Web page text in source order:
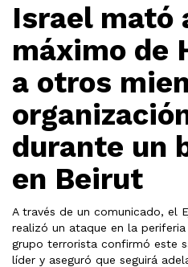
Israel mató
máximo de
a otros
durante un
en Beirut
A través de un comunicado, el
realizó un ataque en la
grupo terrorista confirmó este
líder y aseguró que seguirá